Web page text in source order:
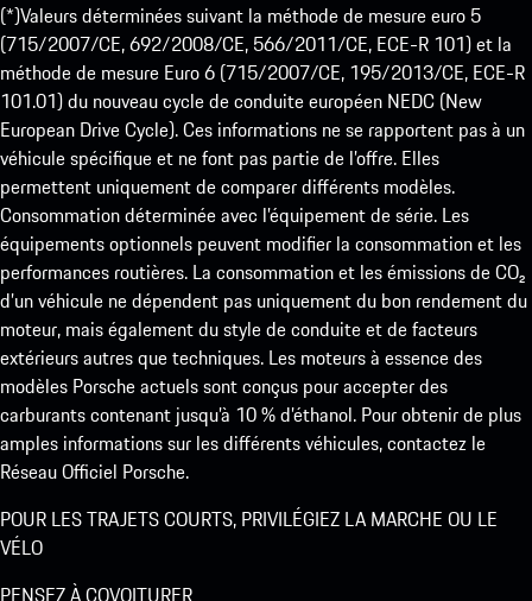
(*)Valeurs déterminées suivant la méthode de mesure euro 5
(715/2007/CE, 692/2008/CE, 566/2011/CE, ECE-R 101) et la
méthode de mesure Euro 6 (715/2007/CE, 195/2013/CE, ECE-R
101.01) du nouveau cycle de conduite européen NEDC (New
European Drive Cycle). Ces informations ne se rapportent pas à un
véhicule spécifique et ne font pas partie de l’offre. Elles
permettent uniquement de comparer différents modèles.
Consommation déterminée avec l’équipement de série. Les
équipements optionnels peuvent modifier la consommation et les
performances routières. La consommation et les émissions de CO₂
d’un véhicule ne dépendent pas uniquement du bon rendement du
moteur, mais également du style de conduite et de facteurs
extérieurs autres que techniques. Les moteurs à essence des
modèles Porsche actuels sont conçus pour accepter des
carburants contenant jusqu’à 10 % d’éthanol. Pour obtenir de plus
amples informations sur les différents véhicules, contactez le
Réseau Officiel Porsche.
POUR LES TRAJETS COURTS, PRIVILÉGIEZ LA MARCHE OU LE
VÉLO
PENSEZ À COVOITURER